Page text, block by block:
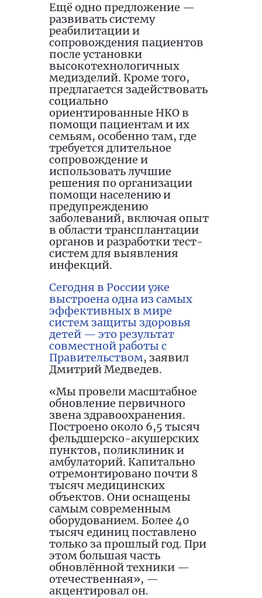
Ещё одно предложение —
развивать систему
реабилитации и
сопровождения пациентов
после установки
высокотехнологичных
медизделий. Кроме того,
предлагается задействовать
социально
ориентированные НКО в
помощи пациентам и их
семьям, особенно там, где
требуется длительное
сопровождение и
использовать лучшие
решения по организации
помощи населению и
предупреждению
заболеваний, включая опыт
в области трансплантации
органов и разработки тест-
систем для выявления
инфекций.
Сегодня в России уже
выстроена одна из самых
эффективных в мире
систем защиты здоровья
детей — это результат
совместной работы с
Правительством, заявил
Дмитрий Медведев.
«Мы провели масштабное
обновление первичного
звена здравоохранения.
Построено около 6,5 тысяч
фельдшерско-акушерских
пунктов, поликлиник и
амбулаторий. Капитально
отремонтировано почти 8
тысяч медицинских
объектов. Они оснащены
самым современным
оборудованием. Более 40
тысяч единиц поставлено
только за прошлый год. При
этом большая часть
обновлённой техники —
отечественная», —
акцентировал он.